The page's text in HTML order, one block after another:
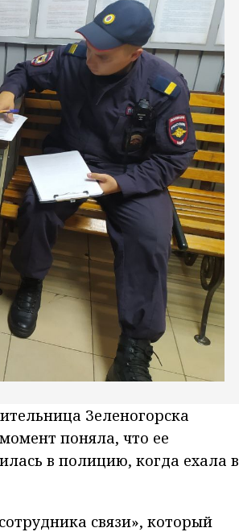
Зеленогорска
поняла, что ее
в полицию, когда ехала в
связи», который